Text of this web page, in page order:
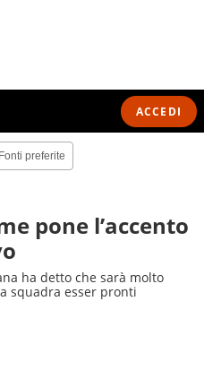
ACCEDI
Fonti preferite
pone l’accento
ha detto che sarà molto
squadra esser pronti